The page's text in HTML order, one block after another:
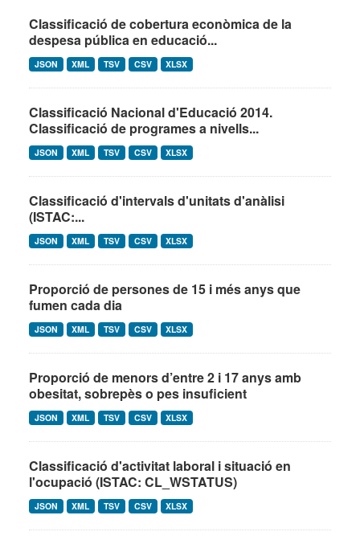
Classificació de cobertura econòmica de la
despesa pública en educació...
JSON XML TSV CSV XLSX
Classificació Nacional d'Educació 2014.
Classificació de programes a nivells...
JSON XML TSV CSV XLSX
Classificació d'intervals d'unitats d'anàlisi
(ISTAC:...
JSON XML TSV CSV XLSX
Proporció de persones de 15 i més anys que
fumen cada dia
JSON XML TSV CSV XLSX
Proporció de menors d’entre 2 i 17 anys amb
obesitat, sobrepès o pes insuficient
JSON XML TSV CSV XLSX
Classificació d'activitat laboral i situació en
l'ocupació (ISTAC: CL_WSTATUS)
JSON XML TSV CSV XLSX